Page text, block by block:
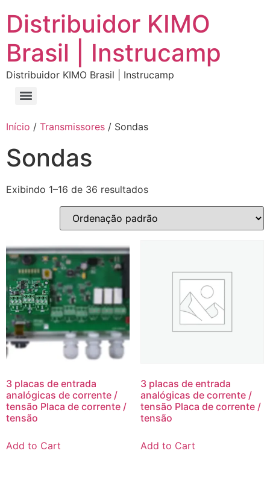
Distribuidor KIMO
Brasil | Instrucamp
Distribuidor KIMO Brasil | Instrucamp
Início / Transmissores / Sondas
Sondas
Exibindo 1–16 de 36 resultados
3 placas de entrada
analógicas de corrente /
tensão Placa de corrente /
tensão
Add to Cart
3 placas de entrada
analógicas de corrente /
tensão Placa de corrente /
tensão
Add to Cart